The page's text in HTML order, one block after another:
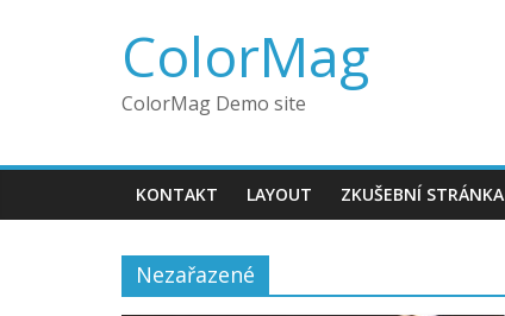
ColorMag
ColorMag Demo site
KONTAKT LAYOUT ZKUŠEBNÍ STRÁNKA
Nezařazené